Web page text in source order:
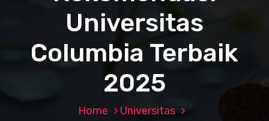
Universitas
Columbia Terbaik
2025
Home
Universitas